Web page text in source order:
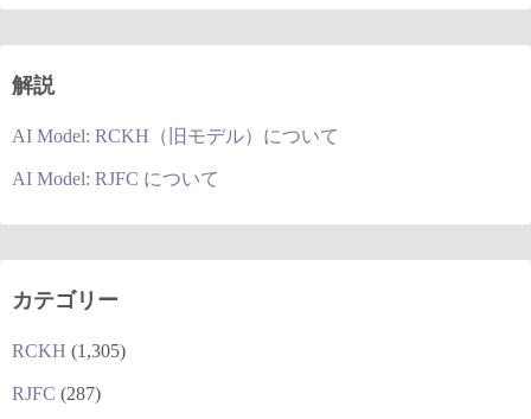
解説
AI Model: RCKH（旧モデル）について
AI Model: RJFC について
カテゴリー
RCKH (1,305)
RJFC (287)